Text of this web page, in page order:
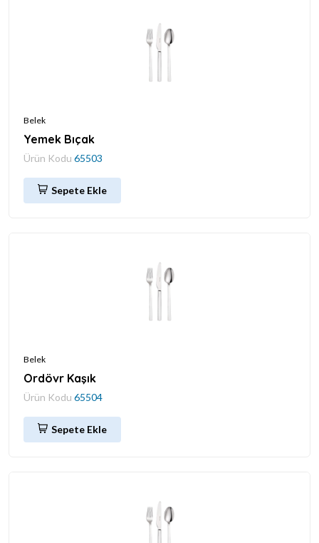
Belek
Yemek Bıçak
Ürün Kodu 65503
Sepete Ekle
Belek
Ordövr Kaşık
Ürün Kodu 65504
Sepete Ekle